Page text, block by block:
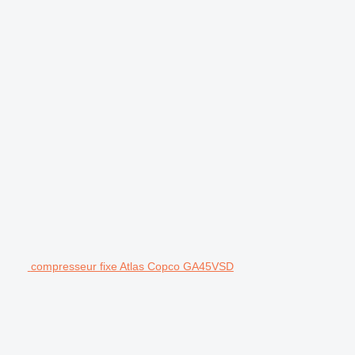
compresseur fixe Atlas Copco GA45VSD